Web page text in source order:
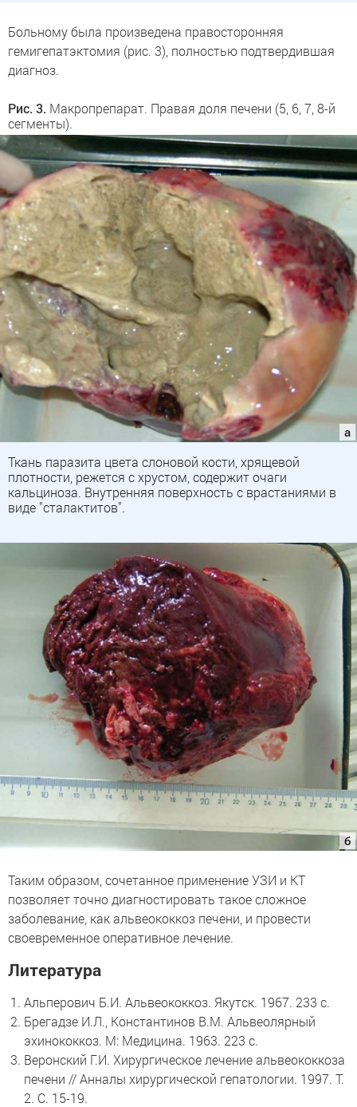
Больному была произведена правосторонняя
гемигепатэктомия (рис. 3), полностью подтвердившая
диагноз.
Рис. 3. Макропрепарат. Правая доля печени (5, 6, 7, 8-й
сегменты).
Ткань паразита цвета слоновой кости, хрящевой
плотности, режется с хрустом, содержит очаги
кальциноза. Внутренняя поверхность с врастаниями в
виде "сталактитов".
Таким образом, сочетанное применение УЗИ и КТ
позволяет точно диагностировать такое сложное
заболевание, как альвеококкоз печени, и провести
своевременное оперативное лечение.
Литература
Альперович Б.И. Альвеококкоз. Якутск. 1967. 233 с.
Брегадзе И.Л., Константинов В.М. Альвеолярный
эхинококкоз. М: Медицина. 1963. 223 с.
Веронский Г.И. Хирургическое лечение альвеококкоза
печени // Анналы хирургической гепатологии. 1997. Т.
2. С. 15-19.